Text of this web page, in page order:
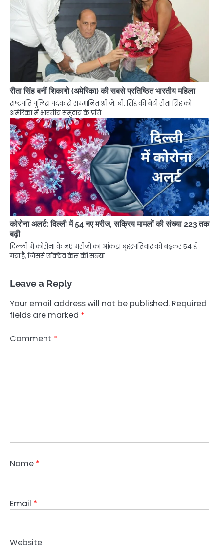
रीता सिंह बनीं शिकागो (अमेरिका) की सबसे प्रतिष्ठित भारतीय महिला
राष्ट्रपति पुलिस पदक से सम्मानित श्री जे. बी. सिंह की बेटी रीता सिंह को
अमेरिका में भारतीय समुदाय के प्रति…
कोरोना अलर्ट: दिल्ली में 54 नए मरीज, सक्रिय मामलों की संख्या 223 तक
बढ़ी
दिल्ली में कोरोना के नए मरीजों का आंकड़ा बृहस्पतिवार को बढ़कर 54 हो
गया है, जिससे एक्टिव केस की संख्या…
Leave a Reply
Your email address will not be published. Required
fields are marked *
Comment *
Name *
Email *
Website